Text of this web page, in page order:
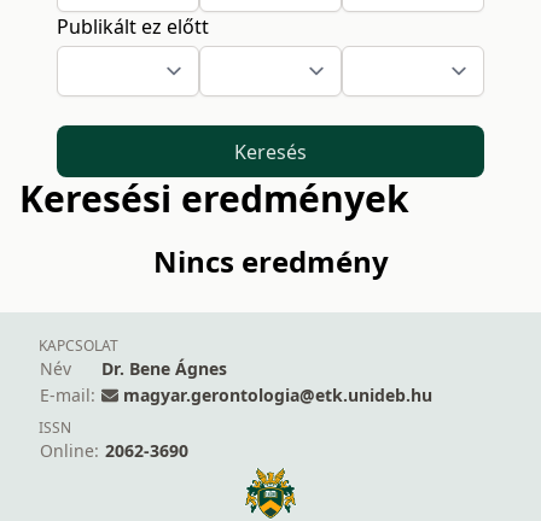
Publikált ez előtt
Keresés
Keresési eredmények
Nincs eredmény
KAPCSOLAT
Név
Dr. Bene Ágnes
E-mail:
magyar.gerontologia@etk.unideb.hu
ISSN
Online: 2062-3690